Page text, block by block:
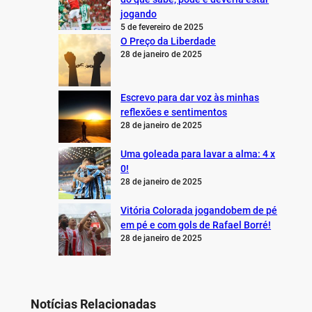
jogando
5 de fevereiro de 2025
O Preço da Liberdade
28 de janeiro de 2025
Escrevo para dar voz às minhas
reflexões e sentimentos
28 de janeiro de 2025
Uma goleada para lavar a alma: 4 x
0!
28 de janeiro de 2025
Vitória Colorada jogandobem de pé
em pé e com gols de Rafael Borré!
28 de janeiro de 2025
Notícias Relacionadas